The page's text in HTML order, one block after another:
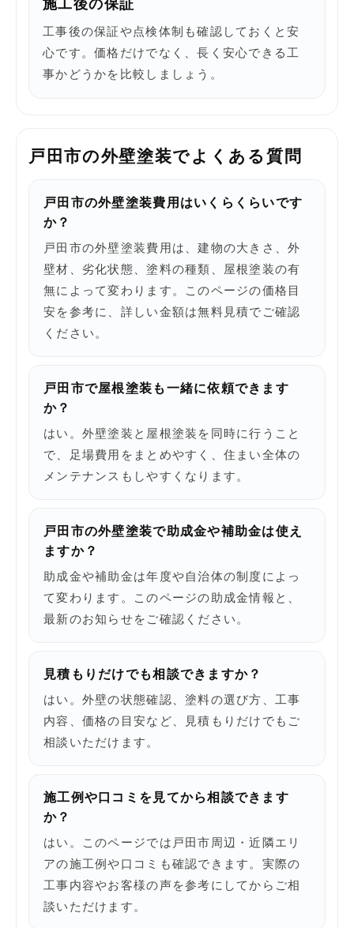
施工後の保証
工事後の保証や点検体制も確認しておくと安
心です。価格だけでなく、長く安心できる工
事かどうかを比較しましょう。
戸田市の外壁塗装でよくある質問
戸田市の外壁塗装費用はいくらくらいです
か？
戸田市の外壁塗装費用は、建物の大きさ、外
壁材、劣化状態、塗料の種類、屋根塗装の有
無によって変わります。このページの価格目
安を参考に、詳しい金額は無料見積でご確認
ください。
戸田市で屋根塗装も一緒に依頼できます
か？
はい。外壁塗装と屋根塗装を同時に行うこと
で、足場費用をまとめやすく、住まい全体の
メンテナンスもしやすくなります。
戸田市の外壁塗装で助成金や補助金は使え
ますか？
助成金や補助金は年度や自治体の制度によっ
て変わります。このページの助成金情報と、
最新のお知らせをご確認ください。
見積もりだけでも相談できますか？
はい。外壁の状態確認、塗料の選び方、工事
内容、価格の目安など、見積もりだけでもご
相談いただけます。
施工例や口コミを見てから相談できます
か？
はい。このページでは戸田市周辺・近隣エリ
アの施工例や口コミも確認できます。実際の
工事内容やお客様の声を参考にしてからご相
談いただけます。